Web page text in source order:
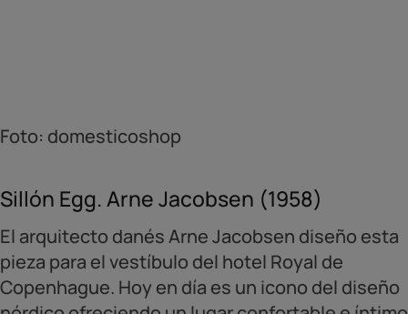
Foto: domesticoshop
Sillón Egg. Arne Jacobsen (1958)
El arquitecto danés Arne Jacobsen diseño esta
pieza para el vestíbulo del hotel Royal de
Copenhague. Hoy en día es un icono del diseño